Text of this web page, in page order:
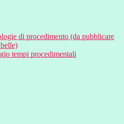
di procedimento (da pubblicare
tempi procedimentali